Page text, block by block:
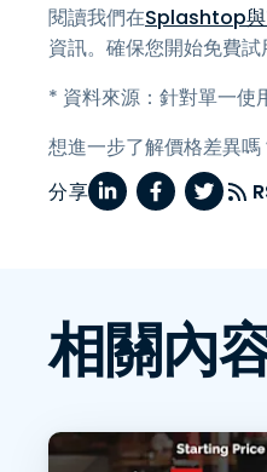
閱讀我們在Splashtop
資訊。確保您開始免費
* 資料來源：針對單一使
想進一步了解價格差異
分享
相關內